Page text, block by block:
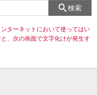
検索
ターネットにおいて使ってはい
、次の画面で文字化けが発生す